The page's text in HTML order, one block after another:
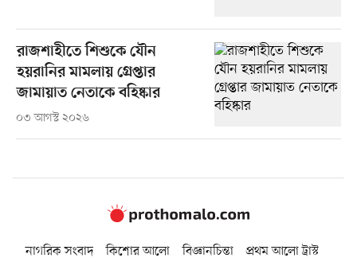
রাজশাহীতে শিশুকে যৌন
হয়রানির মামলায় গ্রেপ্তার
জামায়াত নেতাকে বহিষ্কার
০৩ আগস্ট ২০২৬
নাগরিক সংবাদ কিশোর আলো বিজ্ঞানচিন্তা
প্রথম আলো ট্রাস্ট